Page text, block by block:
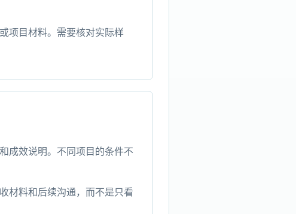
项目材料。需要核对实际样
成效说明。不同项目的条件不
材料和后续沟通，而不是只看